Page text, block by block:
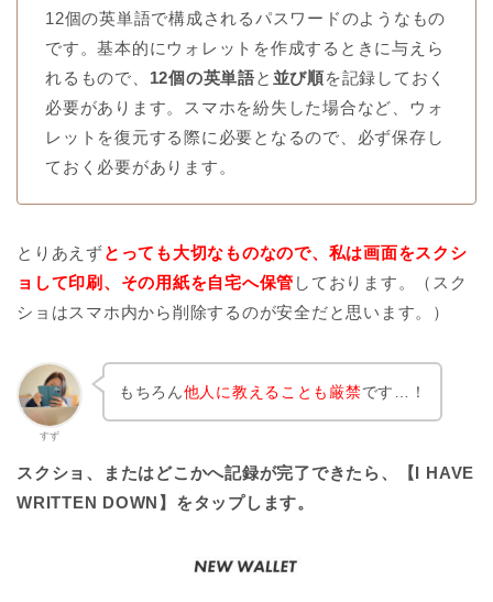
12個の英単語で構成されるパスワードのようなもの
です。基本的にウォレットを作成するときに与えら
れるもので、 12個の英単語と 並び順を記録しておく
必要があります。スマホを紛失した場合など、ウォ
レットを復元する際に必要となるので、必ず保存し
ておく必要があります。
とりあえずとっても大切なものなので、私は画面をスクシ
ョして印刷、その用紙を自宅へ保管 しております。（スク
ショはスマホ内から削除するのが安全だと思います。）
すず
もちろん他人に教えることも厳禁です…！
スクショ、またはどこかへ記録が完了できたら、【I HAVE
WRITTEN DOWN】をタップします。